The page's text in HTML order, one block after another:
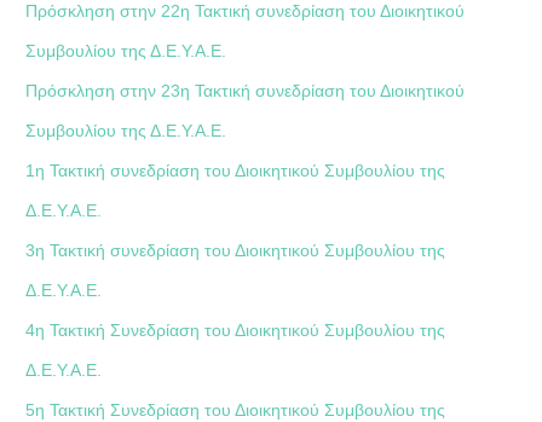
Πρόσκληση στην 22η Τακτική συνεδρίαση του Διοικητικού
Συμβουλίου της Δ.Ε.Υ.Α.Ε.
Πρόσκληση στην 23η Τακτική συνεδρίαση του Διοικητικού
Συμβουλίου της Δ.Ε.Υ.Α.Ε.
1η Τακτική συνεδρίαση του Διοικητικού Συμβουλίου της
Δ.Ε.Υ.Α.Ε.
3η Τακτική συνεδρίαση του Διοικητικού Συμβουλίου της
Δ.Ε.Υ.Α.Ε.
4η Τακτική Συνεδρίαση του Διοικητικού Συμβουλίου της
Δ.Ε.Υ.Α.Ε.
5η Τακτική Συνεδρίαση του Διοικητικού Συμβουλίου της